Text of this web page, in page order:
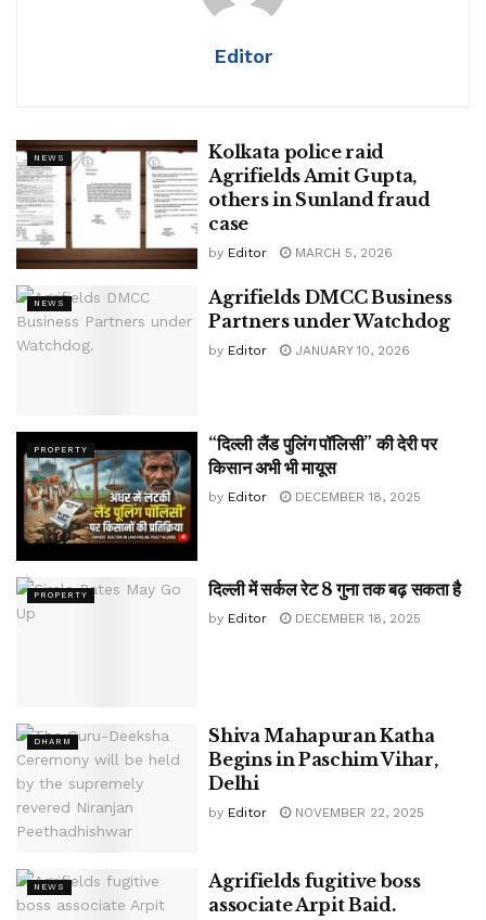
Editor
NEWS
Kolkata police raid
Agrifields Amit Gupta,
others in Sunland fraud
case
by Editor MARCH 5, 2026
NEWS
Agrifields DMCC Business
Partners under Watchdog
by Editor JANUARY 10, 2026
PROPERTY
“दिल्ली लैंड पुलिंग पॉलिसी” की देरी पर
किसान अभी भी मायूस
by Editor DECEMBER 18, 2025
PROPERTY दिल्ली में सर्कल रेट 8 गुना तक बढ़ सकता है
by Editor DECEMBER 18, 2025
DHARM
Shiva Mahapuran Katha
Begins in Paschim Vihar,
Delhi
by Editor NOVEMBER 22, 2025
NEWS
Agrifields fugitive boss
associate Arpit Baid.